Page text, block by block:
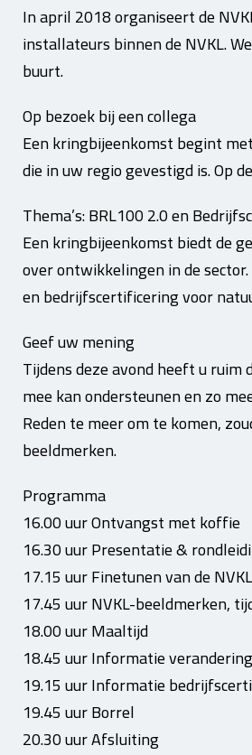
In april 2018 organiseert de
installateurs binnen de NVKL.
buurt.
Op bezoek bij een collega
Een kringbijeenkomst begint
die in uw regio gevestigd is. Op
Thema’s: BRL100 2.0 en
Een kringbijeenkomst biedt de
over ontwikkelingen in de
en bedrijfscertificering voor
Geef uw mening
Tijdens deze avond heeft u ruim
mee kan ondersteunen en zo
Reden te meer om te komen,
beeldmerken.
Programma
16.00 uur Ontvangst met koffie
16.30 uur Presentatie &
17.15 uur Finetunen van de
17.45 uur NVKL-beeldmerken,
18.00 uur Maaltijd
18.45 uur Informatie
19.15 uur Informatie
19.45 uur Borrel
20.30 uur Afsluiting